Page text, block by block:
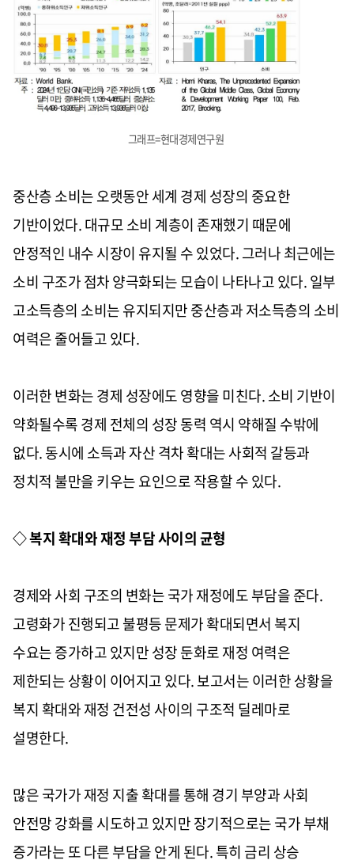
그래프=현대경제연구원
중산층 소비는 오랫동안 세계 경제 성장의 중요한
기반이었다. 대규모 소비 계층이 존재했기 때문에
안정적인 내수 시장이 유지될 수 있었다. 그러나 최근에는
소비 구조가 점차 양극화되는 모습이 나타나고 있다. 일부
고소득층의 소비는 유지되지만 중산층과 저소득층의 소비
여력은 줄어들고 있다.
이러한 변화는 경제 성장에도 영향을 미친다. 소비 기반이
약화될수록 경제 전체의 성장 동력 역시 약해질 수밖에
없다. 동시에 소득과 자산 격차 확대는 사회적 갈등과
정치적 불만을 키우는 요인으로 작용할 수 있다.
◇ 복지 확대와 재정 부담 사이의 균형
경제와 사회 구조의 변화는 국가 재정에도 부담을 준다.
고령화가 진행되고 불평등 문제가 확대되면서 복지
수요는 증가하고 있지만 성장 둔화로 재정 여력은
제한되는 상황이 이어지고 있다. 보고서는 이러한 상황을
복지 확대와 재정 건전성 사이의 구조적 딜레마로
설명한다.
많은 국가가 재정 지출 확대를 통해 경기 부양과 사회
안전망 강화를 시도하고 있지만 장기적으로는 국가 부채
증가라는 또 다른 부담을 안게 된다. 특히 금리 상승